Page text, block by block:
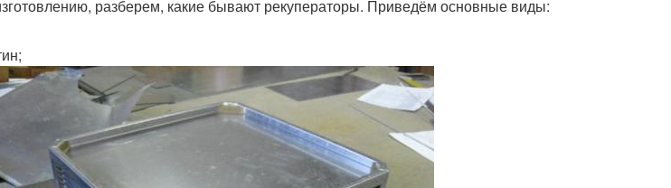
разберем, какие бывают рекуператоры. Приведём основные виды: